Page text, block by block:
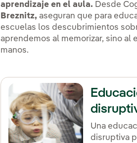
aprendizaje en el aula. Desde
Breznitz, aseguran que para
escuelas los descubrimientos
aprendemos al memorizar, sino al
manos.
Una
disruptiva